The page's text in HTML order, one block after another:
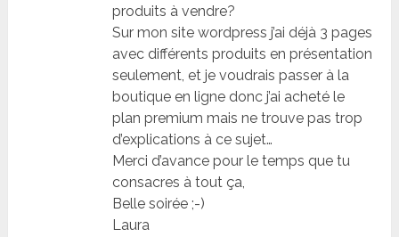
produits à vendre?
Sur mon site wordpress j’ai déjà 3 pages
avec différents produits en présentation
seulement, et je voudrais passer à la
boutique en ligne donc j’ai acheté le
plan premium mais ne trouve pas trop
d’explications à ce sujet…
Merci d’avance pour le temps que tu
consacres à tout ça,
Belle soirée ;-)
Laura